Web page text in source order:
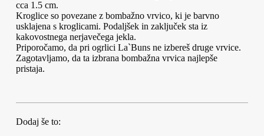
cca 1.5 cm.
Kroglice so povezane z bombažno vrvico, ki je barvno
usklajena s kroglicami. Podaljšek in zaključek sta iz
kakovostnega nerjavečega jekla.
Priporočamo, da pri ogrlici La`Buns ne izbereš druge vrvice.
Zagotavljamo, da ta izbrana bombažna vrvica najlepše
pristaja.
Dodaj še to: